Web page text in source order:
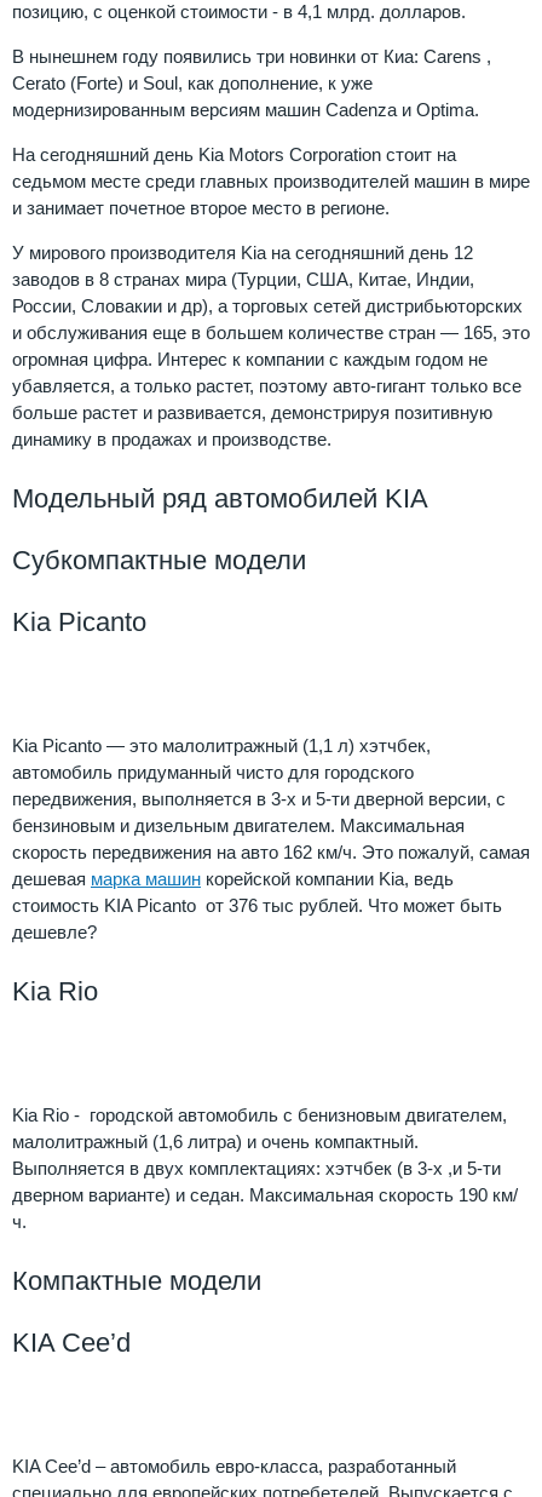
позицию, с оценкой стоимости - в 4,1 млрд. долларов.
В нынешнем году появились три новинки от Киа: Carens ,
Cerato (Forte) и Soul, как дополнение, к уже
модернизированным версиям машин Cadenza и Optima.
На сегодняшний день Kia Motors Corporation стоит на
седьмом месте среди главных производителей машин в мире
и занимает почетное второе место в регионе.
У мирового производителя Kia на сегодняшний день 12
заводов в 8 странах мира (Турции, США, Китае, Индии,
России, Словакии и др), а торговых сетей дистрибьюторских
и обслуживания еще в большем количестве стран — 165, это
огромная цифра. Интерес к компании с каждым годом не
убавляется, а только растет, поэтому авто-гигант только все
больше растет и развивается, демонстрируя позитивную
динамику в продажах и производстве.
Модельный ряд автомобилей KIA
Субкомпактные модели
Kia Picanto
Kia Picanto — это малолитражный (1,1 л) хэтчбек,
автомобиль придуманный чисто для городского
передвижения, выполняется в 3-х и 5-ти дверной версии, с
бензиновым и дизельным двигателем. Максимальная
скорость передвижения на авто 162 км/ч. Это пожалуй, самая
дешевая марка машин корейской компании Kia, ведь
стоимость KIA Picanto от 376 тыс рублей. Что может быть
дешевле?
Kia Rio
Kia Rio - городской автомобиль с бенизновым двигателем,
малолитражный (1,6 литра) и очень компактный.
Выполняется в двух комплектациях: хэтчбек (в 3-х ,и 5-ти
дверном варианте) и седан. Максимальная скорость 190 км/
ч.
Компактные модели
KIA Cee’d
KIA Cee’d – автомобиль евро-класса, разработанный
специально для европейских потребетелей. Выпускается с